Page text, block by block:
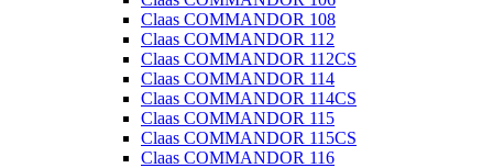
Claas COMMANDOR 108
Claas COMMANDOR 112
Claas COMMANDOR 112CS
Claas COMMANDOR 114
Claas COMMANDOR 114CS
Claas COMMANDOR 115
Claas COMMANDOR 115CS
Claas COMMANDOR 116